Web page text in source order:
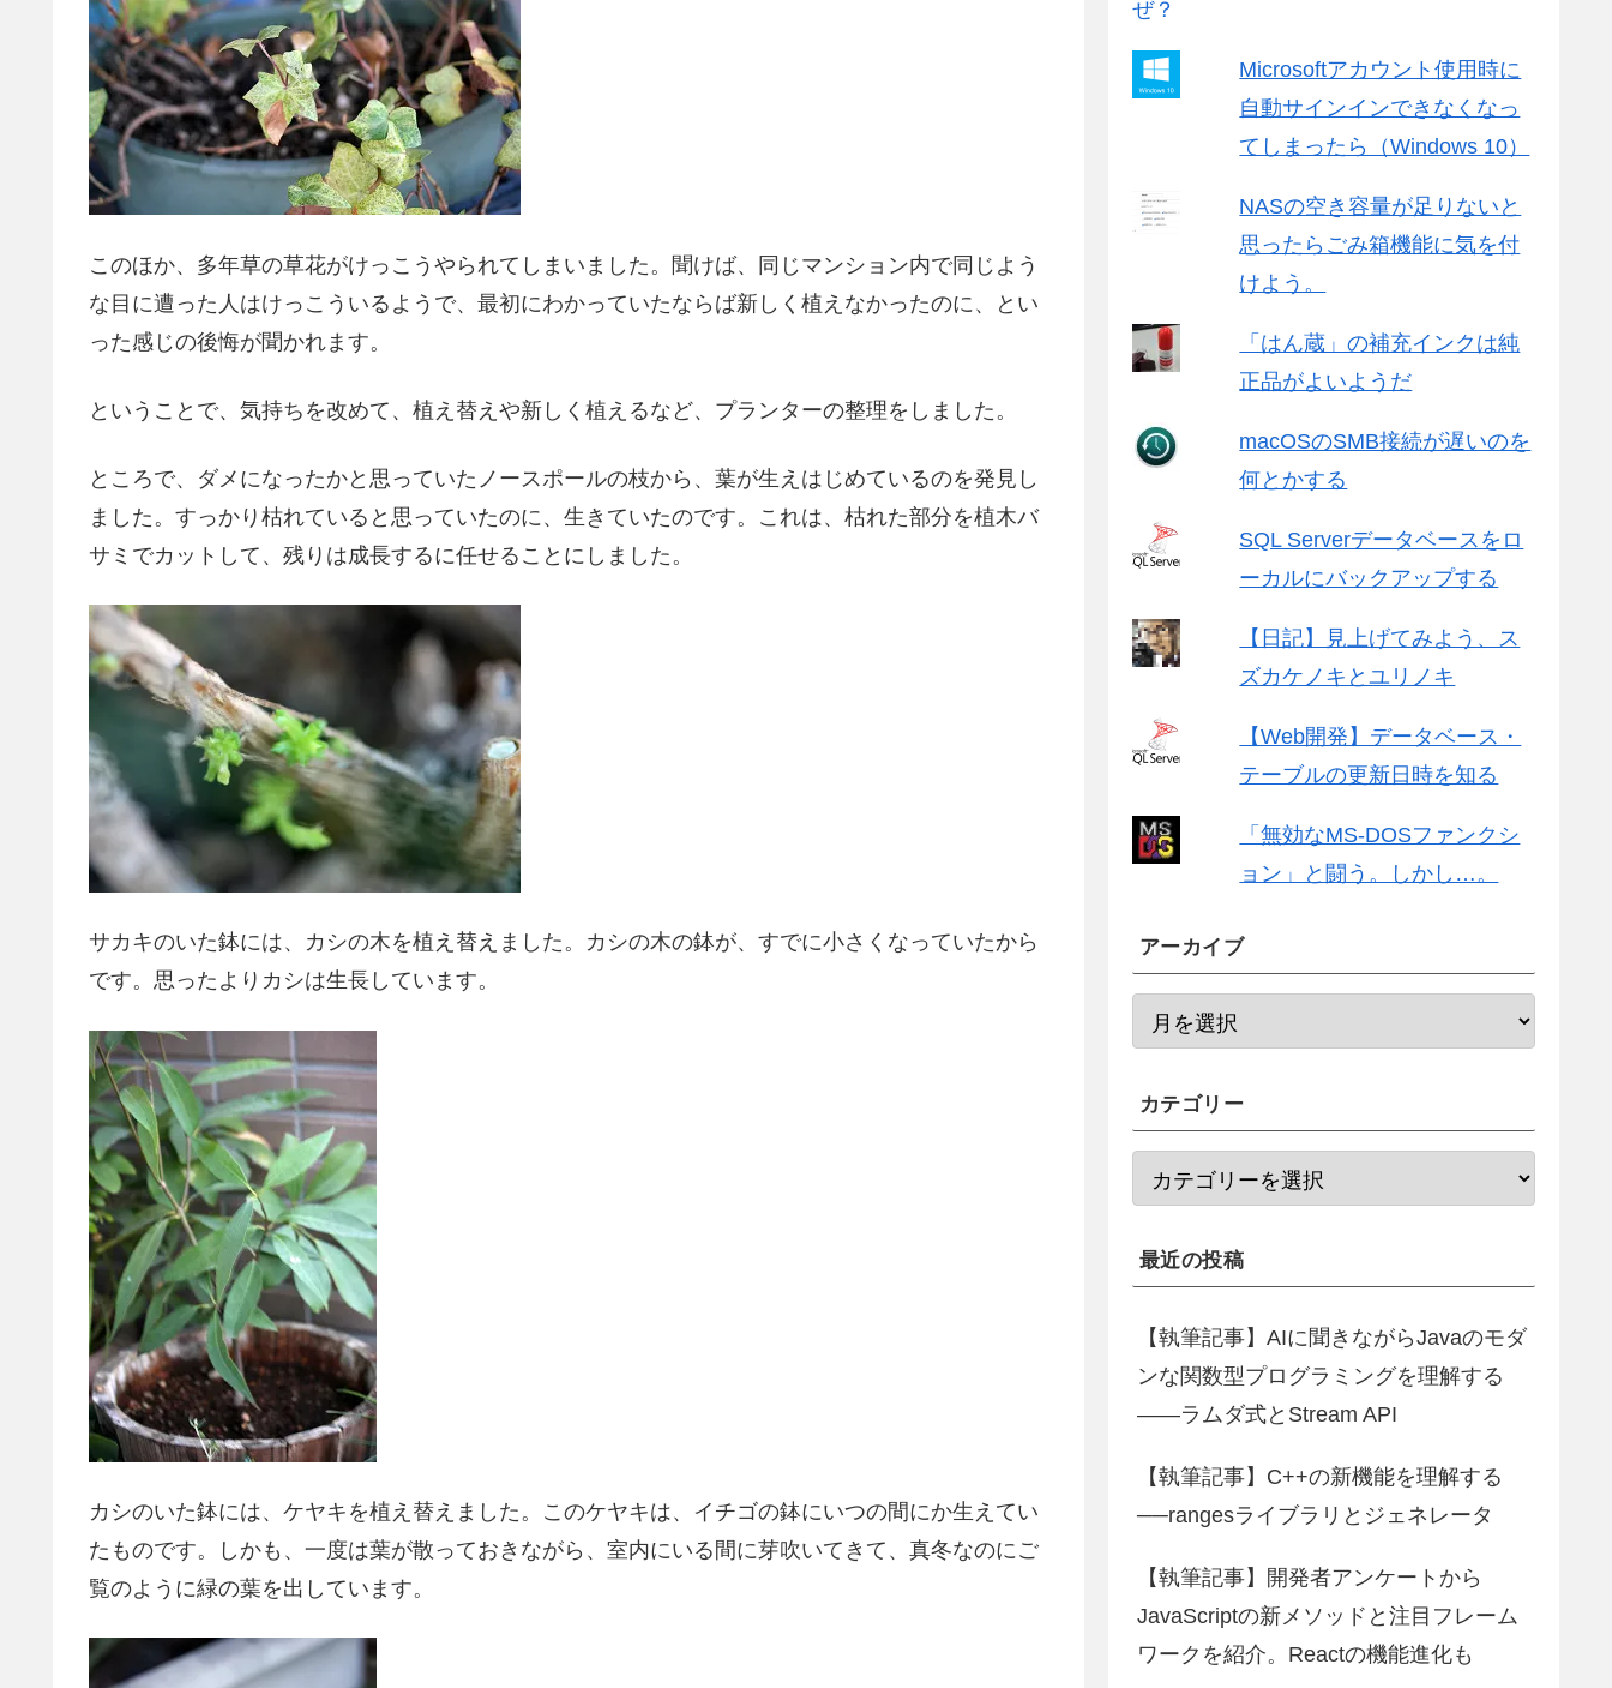
このほか、多年草の草花がけっこうやられてしまいました。聞けば、同じマンション内で同じよう
な目に遭った人はけっこういるようで、最初にわかっていたならば新しく植えなかったのに、とい
った感じの後悔が聞かれます。
ということで、気持ちを改めて、植え替えや新しく植えるなど、プランターの整理をしました。
ところで、ダメになったかと思っていたノースポールの枝から、葉が生えはじめているのを発見し
ました。すっかり枯れていると思っていたのに、生きていたのです。これは、枯れた部分を植木バ
サミでカットして、残りは成長するに任せることにしました。
サカキのいた鉢には、カシの木を植え替えました。カシの木の鉢が、すでに小さくなっていたから
です。思ったよりカシは生長しています。
カシのいた鉢には、ケヤキを植え替えました。このケヤキは、イチゴの鉢にいつの間にか生えてい
たものです。しかも、一度は葉が散っておきながら、室内にいる間に芽吹いてきて、真冬なのにご
覧のように緑の葉を出しています。
Microsoftアカウント使用時に
自動サインインできなくなっ
てしまったら（Windows 10）
NASの空き容量が足りないと
思ったらごみ箱機能に気を付
けよう。
「はん蔵」の補充インクは純
正品がよいようだ
macOSのSMB接続が遅いのを
何とかする
SQL Serverデータベースをロ
ーカルにバックアップする
【日記】見上げてみよう、ス
ズカケノキとユリノキ
【Web開発】データベース・
テーブルの更新日時を知る
「無効なMS-DOSファンクシ
ョン」と闘う。しかし…。
アーカイブ
カテゴリー
最近の投稿
【執筆記事】AIに聞きながらJavaのモダ
ンな関数型プログラミングを理解する
――ラムダ式とStream API
【執筆記事】C++の新機能を理解する
──rangesライブラリとジェネレータ
【執筆記事】開発者アンケートから
JavaScriptの新メソッドと注目フレーム
ワークを紹介。Reactの機能進化も